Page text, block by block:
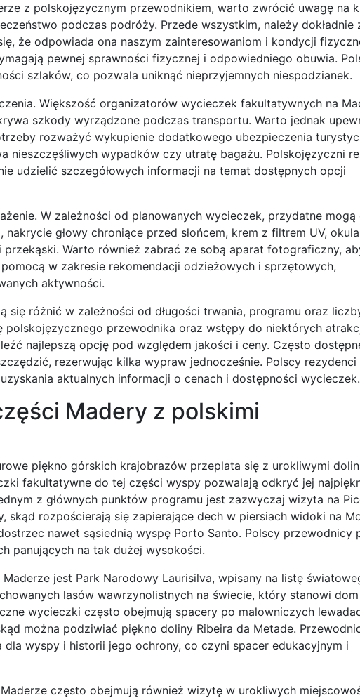
z polskojęzycznym przewodnikiem, warto zwrócić uwagę na
podczas podróży. Przede wszystkim, należy dokładnie
że odpowiada ona naszym zainteresowaniom i kondycji
pewnej sprawności fizycznej i odpowiedniego obuwia.
szlaków, co pozwala uniknąć nieprzyjemnych niespodzianek.
Większość organizatorów wycieczek fakultatywnych na
szkody wyrządzone podczas transportu. Warto jednak
rozważyć wykupienie dodatkowego ubezpieczenia
nieszczęśliwych wypadków czy utratę bagażu. Polskojęzyczni
udzielić szczegółowych informacji na temat dostępnych opcji
W zależności od planowanych wycieczek, przydatne mogą
głowy chroniące przed słońcem, krem z filtrem UV,
Warto również zabrać ze sobą aparat fotograficzny,
w zakresie rekomendacji odzieżowych i sprzętowych,
aktywności.
się różnić w zależności od długości trwania, programu oraz
przewodnika oraz wstępy do niektórych
najlepszą opcję pod względem jakości i ceny. Często
rezerwując kilka wypraw jednocześnie. Polscy
aktualnych informacji o cenach i dostępności wycieczek.
Madery z polskimi
piękno górskich krajobrazów przeplata się z urokliwymi
fakultatywne do tej części wyspy pozwalają odkryć jej
z głównych punktów programu jest zazwyczaj wizyta na
rozpościerają się zapierające dech w piersiach widoki na
nawet sąsiednią wyspę Porto Santo. Polscy przewodnicy
panujących na tak dużej wysokości.
jest Park Narodowy Laurisilva, wpisany na listę
lasów wawrzynolistnych na świecie, który stanowi
wycieczki często obejmują spacery po malowniczych
można podziwiać piękno doliny Ribeira da Metade.
wyspy i historii jego ochrony, co czyni spacer edukacyjnym i
często obejmują również wizytę w urokliwych